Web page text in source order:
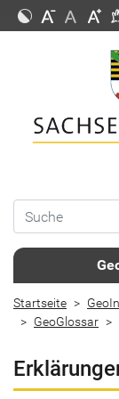
Startseite
GeoGlossar